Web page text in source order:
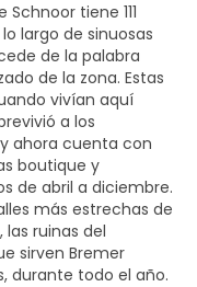
tiene 111
largo de sinuosas
de la palabra
de la zona. Estas
vivían aquí
a los
ahora cuenta con
boutique y
de abril a diciembre.
más estrechas de
ruinas del
sirven Bremer
durante todo el año.